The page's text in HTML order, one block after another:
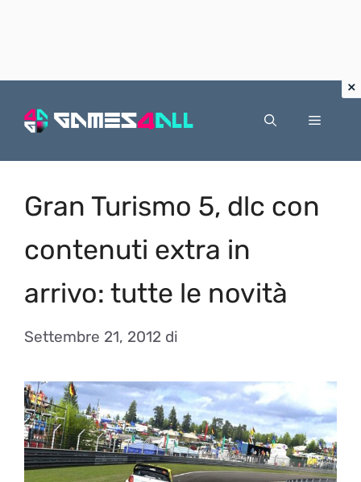
Menu
Gran Turismo 5, dlc con
contenuti extra in
arrivo: tutte le novità
Settembre 21, 2012 di